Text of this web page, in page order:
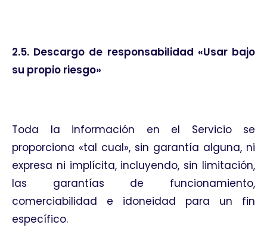
2.5. Descargo de responsabilidad «Usar bajo
su propio riesgo»
Toda la información en el Servicio se
proporciona «tal cual», sin garantía alguna, ni
expresa ni implícita, incluyendo, sin limitación,
las garantías de funcionamiento,
comerciabilidad e idoneidad para un fin
específico.